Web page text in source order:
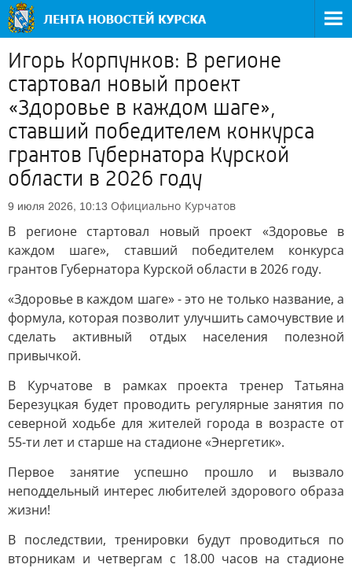
Игорь Корпунков: В регионе
стартовал новый проект
«Здоровье в каждом шаге»,
ставший победителем конкурса
грантов Губернатора Курской
области в 2026 году
9 июля 2026, 10:13 Официально Курчатов
В регионе стартовал новый проект «Здоровье в
каждом шаге», ставший победителем конкурса
грантов Губернатора Курской области в 2026 году.
«Здоровье в каждом шаге» - это не только название, а
формула, которая позволит улучшить самочувствие и
сделать активный отдых населения полезной
привычкой.
В Курчатове в рамках проекта тренер Татьяна
Березуцкая будет проводить регулярные занятия по
северной ходьбе для жителей города в возрасте от
55-ти лет и старше на стадионе «Энергетик».
Первое занятие успешно прошло и вызвало
неподдельный интерес любителей здорового образа
жизни!
В последствии, тренировки будут проводиться по
вторникам и четвергам с 18.00 часов на стадионе